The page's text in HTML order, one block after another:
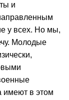
и
у всех. Но мы,
Молодые
имеют в этом